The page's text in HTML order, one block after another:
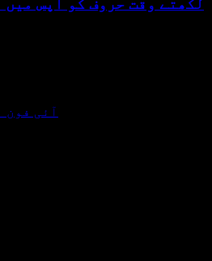
لکھتے وقت حروف کو آپس میں
آئی فون